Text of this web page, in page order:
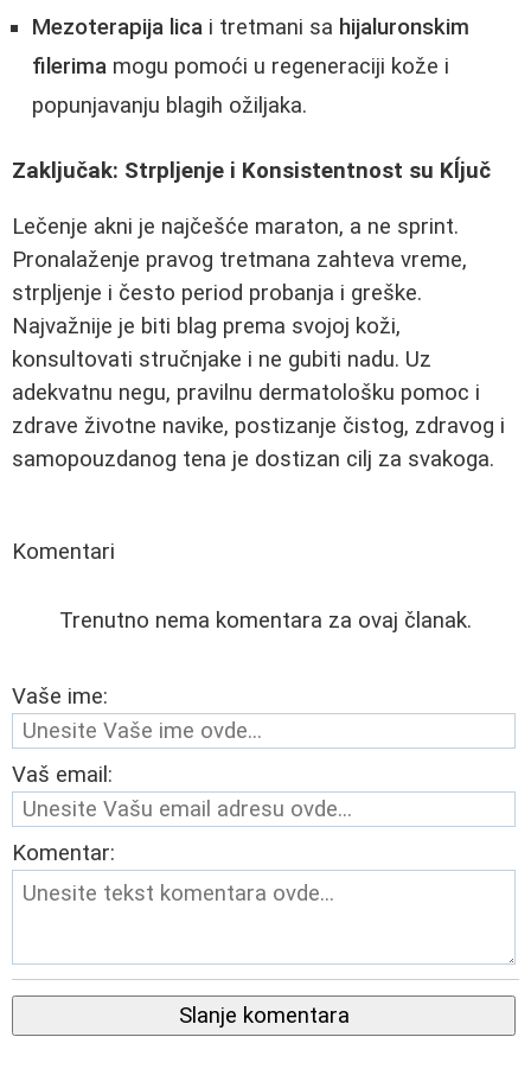
Mezoterapija lica i tretmani sa hijaluronskim
filerima mogu pomoći u regeneraciji kože i
popunjavanju blagih ožiljaka.
Zaključak: Strpljenje i Konsistentnost su Kĺjuč
Lečenje akni je najčešće maraton, a ne sprint.
Pronalaženje pravog tretmana zahteva vreme,
strpljenje i često period probanja i greške.
Najvažnije je biti blag prema svojoj koži,
konsultovati stručnjake i ne gubiti nadu. Uz
adekvatnu negu, pravilnu dermatološku pomoc i
zdrave životne navike, postizanje čistog, zdravog i
samopouzdanog tena je dostizan cilj za svakoga.
Komentari
Trenutno nema komentara za ovaj članak.
Vaše ime:
Vaš email:
Komentar:
Slanje komentara